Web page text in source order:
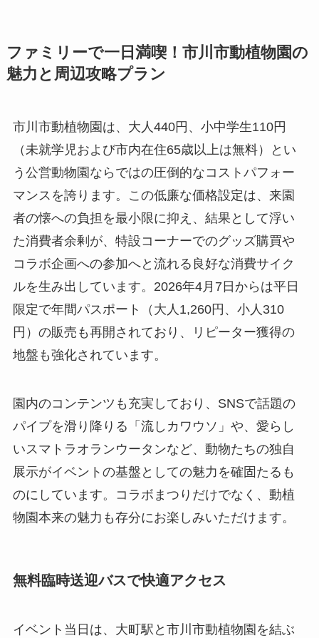
ファミリーで一日満喫！市川市動植物園の
魅力と周辺攻略プラン
市川市動植物園は、大人440円、小中学生110円
（未就学児および市内在住65歳以上は無料）とい
う公営動物園ならではの圧倒的なコストパフォー
マンスを誇ります。この低廉な価格設定は、来園
者の懐への負担を最小限に抑え、結果として浮い
た消費者余剰が、特設コーナーでのグッズ購買や
コラボ企画への参加へと流れる良好な消費サイク
ルを生み出しています。2026年4月7日からは平日
限定で年間パスポート（大人1,260円、小人310
円）の販売も再開されており、リピーター獲得の
地盤も強化されています。
園内のコンテンツも充実しており、SNSで話題の
パイプを滑り降りる「流しカワウソ」や、愛らし
いスマトラオランウータンなど、動物たちの独自
展示がイベントの基盤としての魅力を確固たるも
のにしています。コラボまつりだけでなく、動植
物園本来の魅力も存分にお楽しみいただけます。
無料臨時送迎バスで快適アクセス
イベント当日は、大町駅と市川市動植物園を結ぶ